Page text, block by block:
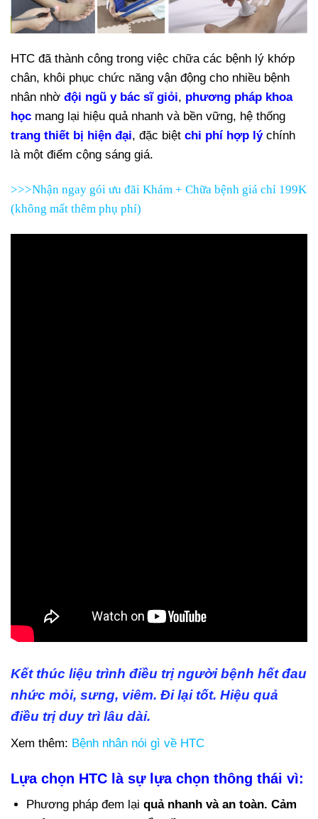
HTC đã thành công trong việc chữa các bệnh lý khớp
chân, khôi phục chức năng vận động cho nhiều bệnh
nhân nhờ đội ngũ y bác sĩ giỏi, phương pháp khoa
học mang lại hiệu quả nhanh và bền vững, hệ thống
trang thiết bị hiện đại, đặc biệt chi phí hợp lýchính
là một điểm cộng sáng giá.
>>>Nhận ngay gói ưu đãi Khám + Chữa bệnh giá chỉ 199K
(không mất thêm phụ phí)
Kết thúc liệu trình điều trị người bệnh hết đau
nhức mỏi, sưng, viêm. Đi lại tốt. Hiệu quả
điều trị duy trì lâu dài.
Xem thêm: Bệnh nhân nói gì về HTC
Lựa chọn HTC là sự lựa chọn thông thái vì:
Phương pháp đem lạiquả nhanh và an toàn. Cảm